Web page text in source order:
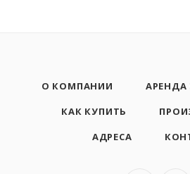
О КОМПАНИИ
АРЕНДА
КАК КУПИТЬ
АДРЕСА